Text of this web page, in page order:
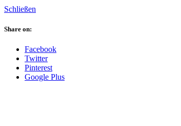
Schließen
Share on:
Facebook
Twitter
Pinterest
Google Plus